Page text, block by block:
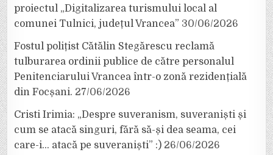
proiectul „Digitalizarea turismului local al
comunei Tulnici, județul Vrancea” 30/06/2026
Fostul polițist Cătălin Stegărescu reclamă
tulburarea ordinii publice de către personalul
Penitenciarului Vrancea într-o zonă rezidențială
din Focșani. 27/06/2026
Cristi Irimia: „Despre suveranism, suveraniști și
cum se atacă singuri, fără să-și dea seama, cei
care-i… atacă pe suveraniști” :) 26/06/2026